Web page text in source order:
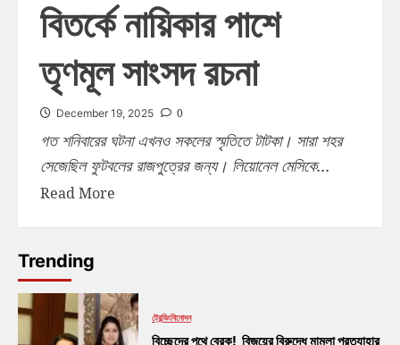
বিতর্কে নায়িকার পাশে
তৃণমূল সাংসদ রচনা
December 19, 2025 0
গত শনিবারের ঘটনা এখনও সকলের স্মৃতিতে টাটকা। সারা শহর
সেজেছিল ফুটবলের রাজপুত্রের জন্য। লিয়োনেল মেসিকে...
Read More
Trending
ট্রেন্ডিংবিনোদন
বিচ্ছেদের পথে ব্রেক! বিজয়ের বিরুদ্ধে মামলা প্রত্যাহার